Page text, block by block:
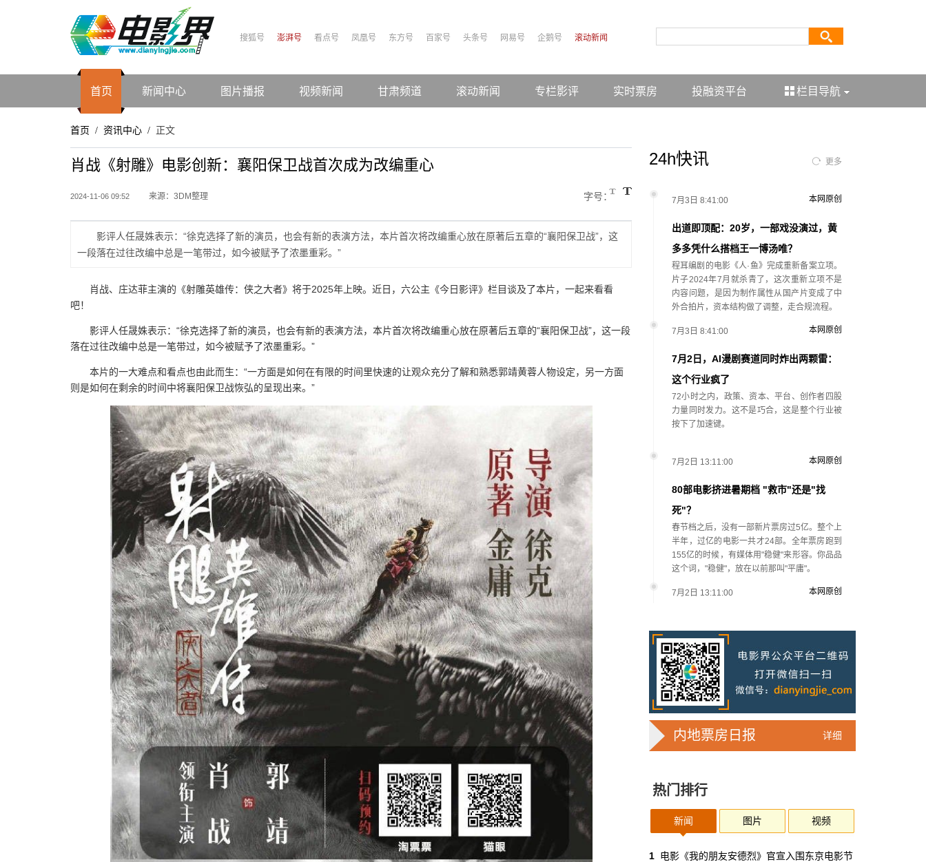
搜狐号 澎湃号 看点号 凤凰号 东方号 百家号 头条号 网易号 企鹅号 滚动新闻
首页 新闻中心 图片播报 视频新闻 甘肃频道 滚动新闻 专栏影评 实时票房 投融资平台 栏目导航
首页 / 资讯中心 / 正文
肖战《射雕》电影创新：襄阳保卫战首次成为改编重心
2024-11-06 09:52 来源：3DM整理 字号：
影评人任晟姝表示：“徐克选择了新的演员，也会有新的表演方法，本片首次将改编重心放在原著后五章的“襄阳保卫战”，这
一段落在过往改编中总是一笔带过，如今被赋予了浓墨重彩。”
肖战、庄达菲主演的《射雕英雄传：侠之大者》将于2025年上映。近日，六公主《今日影评》栏目谈及了本片，一起来看看
吧！
影评人任晟姝表示：“徐克选择了新的演员，也会有新的表演方法，本片首次将改编重心放在原著后五章的“襄阳保卫战”，这一段
落在过往改编中总是一笔带过，如今被赋予了浓墨重彩。”
本片的一大难点和看点也由此而生：“一方面是如何在有限的时间里快速的让观众充分了解和熟悉郭靖黄蓉人物设定，另一方面
则是如何在剩余的时间中将襄阳保卫战恢弘的呈现出来。”
24h快讯 更多
7月3日 8:41:00
出道即顶配：20岁，一部戏没演过，黄
多多凭什么搭档王一博汤唯？
程耳编剧的电影《人·鱼》完成重新备案立项。
片子2024年7月就杀青了，这次重新立项不是
内容问题，是因为制作属性从国产片变成了中
外合拍片，资本结构做了调整，走合规流程。
本网原创
7月3日 8:41:00
7月2日，AI漫剧赛道同时炸出两颗雷：
这个行业疯了
72小时之内，政策、资本、平台、创作者四股
力量同时发力。这不是巧合，这是整个行业被
按下了加速键。
本网原创
7月2日 13:11:00
80部电影挤进暑期档 "救市"还是"找
死"？
春节档之后，没有一部新片票房过5亿。整个上
半年，过亿的电影一共才24部。全年票房跑到
155亿的时候，有媒体用"稳健"来形容。你品品
这个词，"稳健"，放在以前那叫"平庸"。
本网原创
7月2日 13:11:00
路
2025年，真人实拍微短剧的上线数量占比约
71%，AI微短剧不到30%。到了2026年第一季
度，这个比例完全倒挂——真人实拍跌到
32%，AI飙升到68%。
本网原创
华策拿《西游记》赌AI那天，半个影视
一个做了几十年传统影视的头部公司，用这种
再是草根创业者的自嗨游戏，正规军来了。
本网原创
6月30日 11:34:00 本网原创
详细
内地票房日报
热门排行
新闻 图片 视频
1 电影《我的朋友安德烈》官宣入围东京电影节